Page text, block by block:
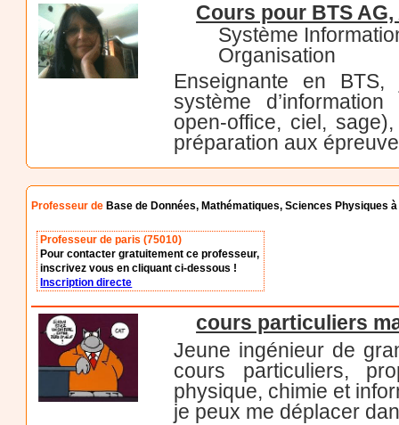
Cours pour BTS AG,
Système
Organisation
Enseignante en
système
open-office, ciel,
préparation aux
Professeur de Base de Données, Mathématiques, Sciences Physiques
Professeur de paris (75010)
Pour contacter gratuitement ce professeur,
inscrivez vous en cliquant ci-dessous !
Inscription directe
cours particuliers
Jeune ingénieur de
cours particuliers,
physique, chimie et
je peux me déplacer